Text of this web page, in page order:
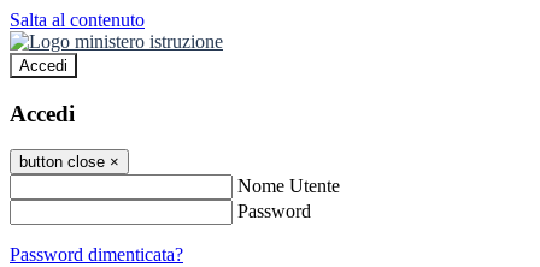
Salta al contenuto
Accedi
Accedi
button close ×
Nome Utente
Password
Password dimenticata?